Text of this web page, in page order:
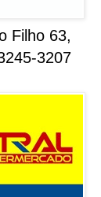
Filho 63,
3207